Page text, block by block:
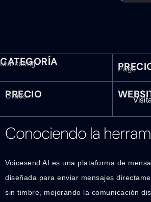
CATEGORÍA
Marketing
Pago
PRECIO
Gratis
Conociendo la
Voicesend AI es una plataforma de
diseñada para enviar mensajes
sin timbre, mejorando la comunicación